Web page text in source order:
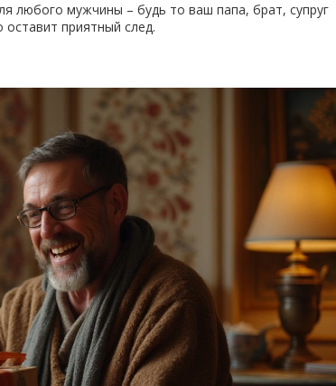
любого мужчины – будь то ваш папа, брат, супруг
приятный след.